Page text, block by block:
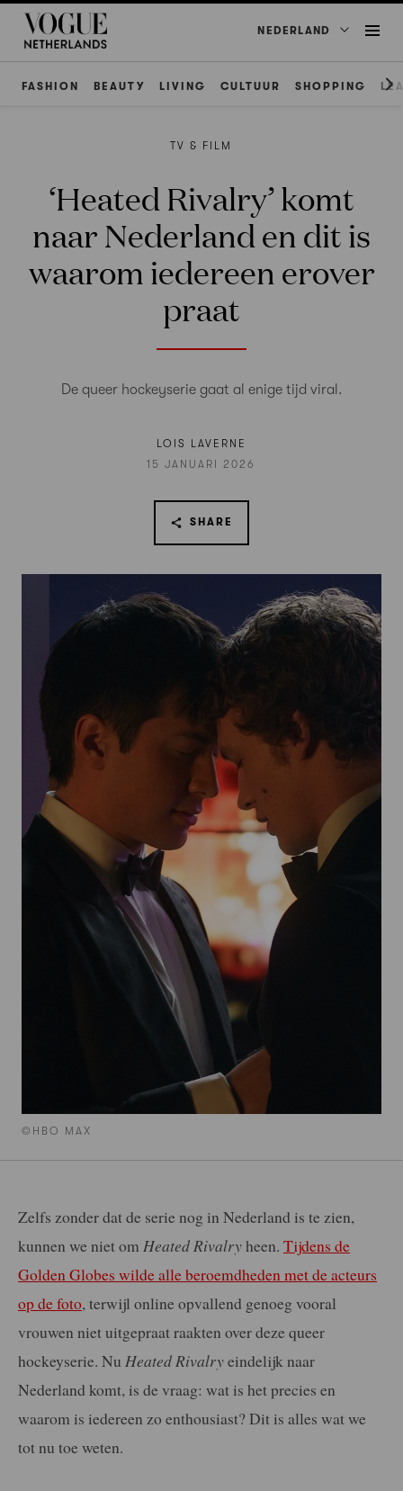
NEDERLAND
FASHION BEAUTY LIVING CULTUUR SHOPPING
©HBO MAX
TV & FILM
‘Heated Rivalry’ komt
naar Nederland en dit is
waarom iedereen erover
praat
De queer hockeyserie gaat al enige tijd viral.
LOIS LAVERNE
15 JANUARI 2026
SHARE
Zelfs zonder dat de serie nog in Nederland is te zien,
kunnen we niet om Heated Rivalryheen. Tijdens de
Golden Globes wilde alle beroemdheden met de acteurs
op de foto, terwijl online opvallend genoeg vooral
vrouwen niet uitgepraat raakten over deze queer
hockeyserie. Nu Heated Rivalryeindelijk naar
Nederland komt, is de vraag: wat is het precies en
waarom is iedereen zo enthousiast? Dit is alles wat we
tot nu toe weten.